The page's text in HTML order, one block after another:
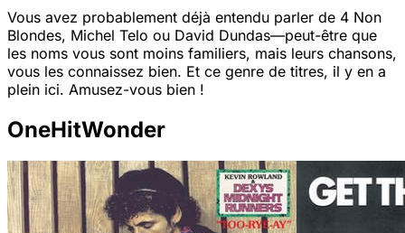
Vous avez probablement déjà entendu parler de 4 Non
Blondes, Michel Telo ou David Dundas—peut-être que
les noms vous sont moins familiers, mais leurs chansons,
vous les connaissez bien. Et ce genre de titres, il y en a
plein ici. Amusez-vous bien !
OneHitWonder